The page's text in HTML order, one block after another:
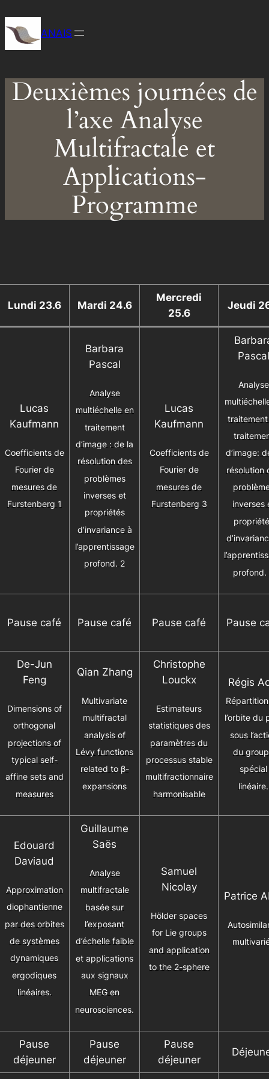
au
contenu
ANAIS
Deuxièmes journées de
l’axe Analyse
Multifractale et
Applications-
Programme
Lundi 23.6 Mardi 24.6
Mercredi
25.6
Jeudi
Lucas
Kaufmann
Coefficients de
Fourier de
mesures de
Furstenberg 1
Barbara
Pascal
Analyse
multiéchelle en
traitement
d’image : de la
résolution des
problèmes
inverses et
propriétés
d’invariance à
l’apprentissage
profond. 2
Lucas
Kaufmann
Coefficients de
Fourier de
mesures de
Furstenberg 3
Pascal
Analyse
traitement
d’image:
résolution
inverses
profond.
Pause café Pause café Pause café Pause
De-Jun
Feng
Dimensions of
orthogonal
projections of
typical self-
affine sets and
measures
Qian Zhang
Multivariate
multifractal
analysis of
Lévy functions
related to β-
expansions
Christophe
Louckx
Estimateurs
statistiques des
paramètres du
processus stable
multifractionnaire
harmonisable
Régis
l’orbite du
sous
du
spécial
linéaire.
Edouard
Daviaud
Approximation
diophantienne
par des orbites
de systèmes
dynamiques
ergodiques
linéaires.
Guillaume
Saës
Analyse
multifractale
basée sur
l’exposant
d’échelle faible
et applications
aux signaux
MEG en
neurosciences.
Samuel
Nicolay
Hölder spaces
for Lie groups
and application
to the 2-sphere
Patrice
Pause
déjeuner
Pause
déjeuner
Pause
déjeuner